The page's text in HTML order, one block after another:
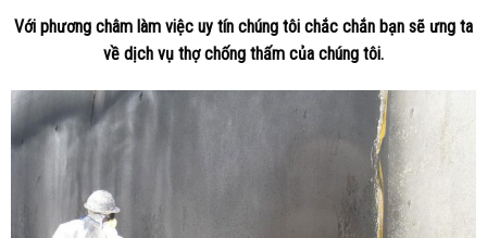
Với phương châm làm việc uy tín chúng tôi chắc chắn bạn sẽ ưng ta
về dịch vụ thợ chống thấm của chúng tôi.